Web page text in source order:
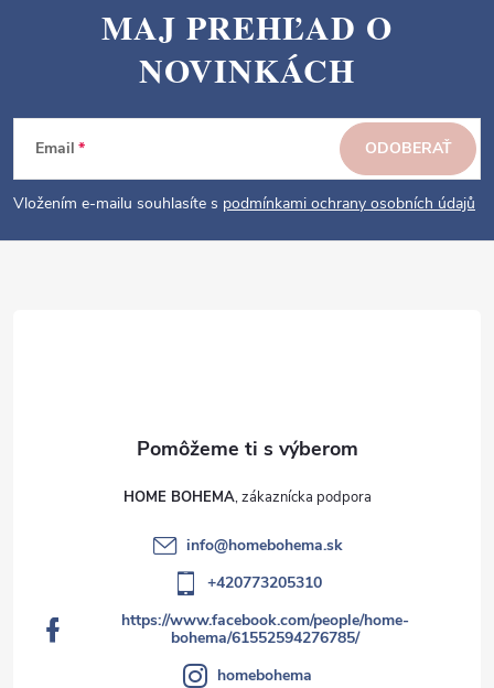
p
e
MAJ PREHĽAD O
NOVINKÁCH
Email
Vložením e-mailu souhlasíte s podmínkami ochrany osobních údajů
ODOBERAŤ
HOME BOHEMA
info@homebohema.sk
+420773205310
https://www.facebook.com/people/home-
bohema/61552594276785/
homebohema